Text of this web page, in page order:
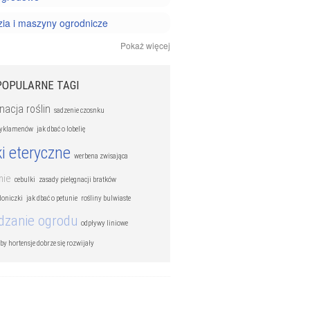
i maszyny ogrodnicze
ogrodu
i chwasty
kwiatów
owoców
Pokaż więcej
TAGI
roślin sadzenie czosnku
jak dbać o lobelię
eteryczne werbena zwisająca
cebulki zasady pielęgnacji bratków
jak dbać o petunie rośliny bulwiaste
ogrodu odpływy liniowe
hortensje dobrze się rozwijały